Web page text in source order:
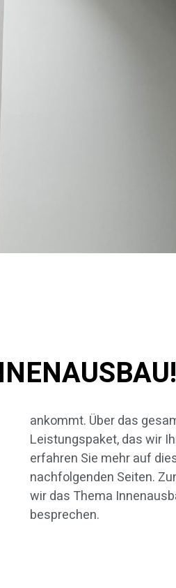
besprechen.